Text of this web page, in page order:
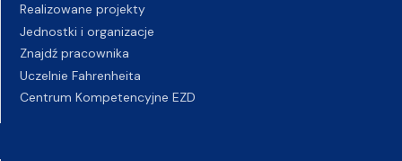
Realizowane projekty
Jednostki i organizacje
Znajdź pracownika
Uczelnie Fahrenheita
Centrum Kompetencyjne EZD